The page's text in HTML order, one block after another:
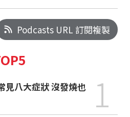
Podcasts URL 訂閱複製
1